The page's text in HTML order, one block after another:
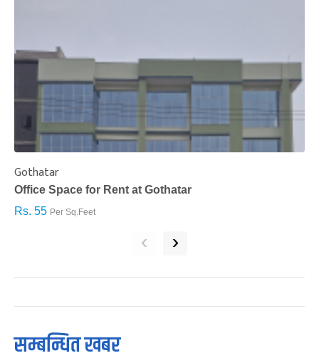
Gothatar
Office Space for Rent at Gothatar
Rs. 55 Per Sq.Feet
‹ ›
सम्बन्धित खबर